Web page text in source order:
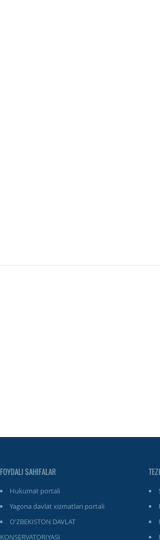
FOYDALI SAHIFALAR
Hukumat portali
Yagona davlat xizmatlari portali
O'ZBEKISTON DAVLAT
KONSERVATORIYASI